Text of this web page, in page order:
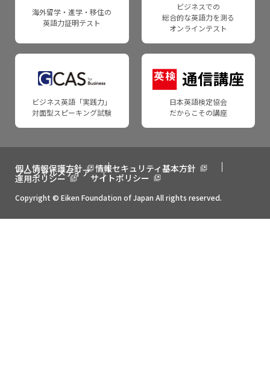
海外留学・進学・移住の
英語力証明テスト
ビジネスでの
総合的な英語力を測る
オンラインテスト
ビジネス英語「実践力」
対面型スピーキング試験
日本英語検定協会
だからこその講座
個人情報保護方針 情報セキュリティ基本方針
ソーシャルメディア
運用ポリシー サイトポリシー
Copyright © Eiken Foundation of Japan All rights reserved.